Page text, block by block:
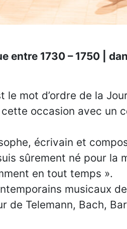
entre 1730 – 1750 |
mot d’ordre de la
occasion avec un
écrivain et
sûrement né pour la
en tout temps ».
musicaux
de Telemann, Bach,